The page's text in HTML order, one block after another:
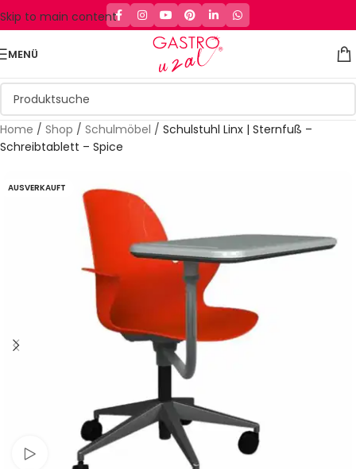
Skip to main content
MENÜ
Home / Shop / Schulmöbel / Schulstuhl Linx | Sternfuß –
Schreibtablett – Spice
AUSVERKAUFT
Schau Video